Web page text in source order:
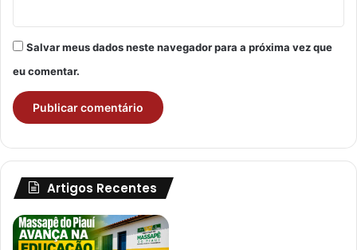
Salvar meus dados neste navegador para a próxima vez que
eu comentar.
Artigos Recentes